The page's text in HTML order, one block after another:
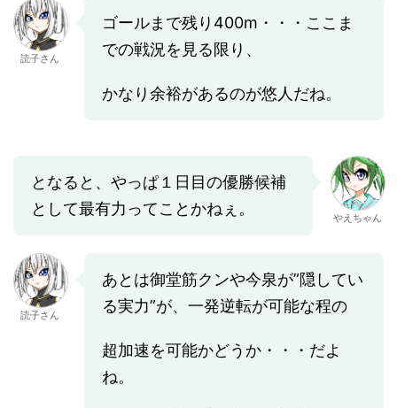
読子さん
ゴールまで残り400m・・・ここま
での戦況を見る限り、
かなり余裕があるのが悠人だね。
となると、やっぱ１日目の優勝候補
として最有力ってことかねぇ。
やえちゃん
読子さん
あとは御堂筋クンや今泉が”隠してい
る実力”が、一発逆転が可能な程の
超加速を可能かどうか・・・だよ
ね。